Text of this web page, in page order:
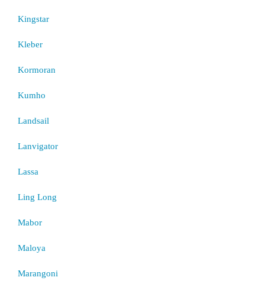
Kingstar
Kleber
Kormoran
Kumho
Landsail
Lanvigator
Lassa
Ling Long
Mabor
Maloya
Marangoni